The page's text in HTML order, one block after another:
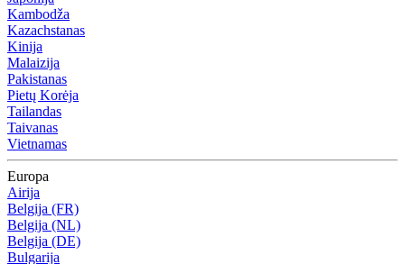
Kambodža
Kazachstanas
Kinija
Malaizija
Pakistanas
Pietų Korėja
Tailandas
Taivanas
Vietnamas
Europa
Airija
Belgija (FR)
Belgija (NL)
Belgija (DE)
Bulgarija